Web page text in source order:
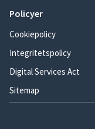
Policyer
Cookiepolicy
Integritetspolicy
Digital Services Act
Sitemap